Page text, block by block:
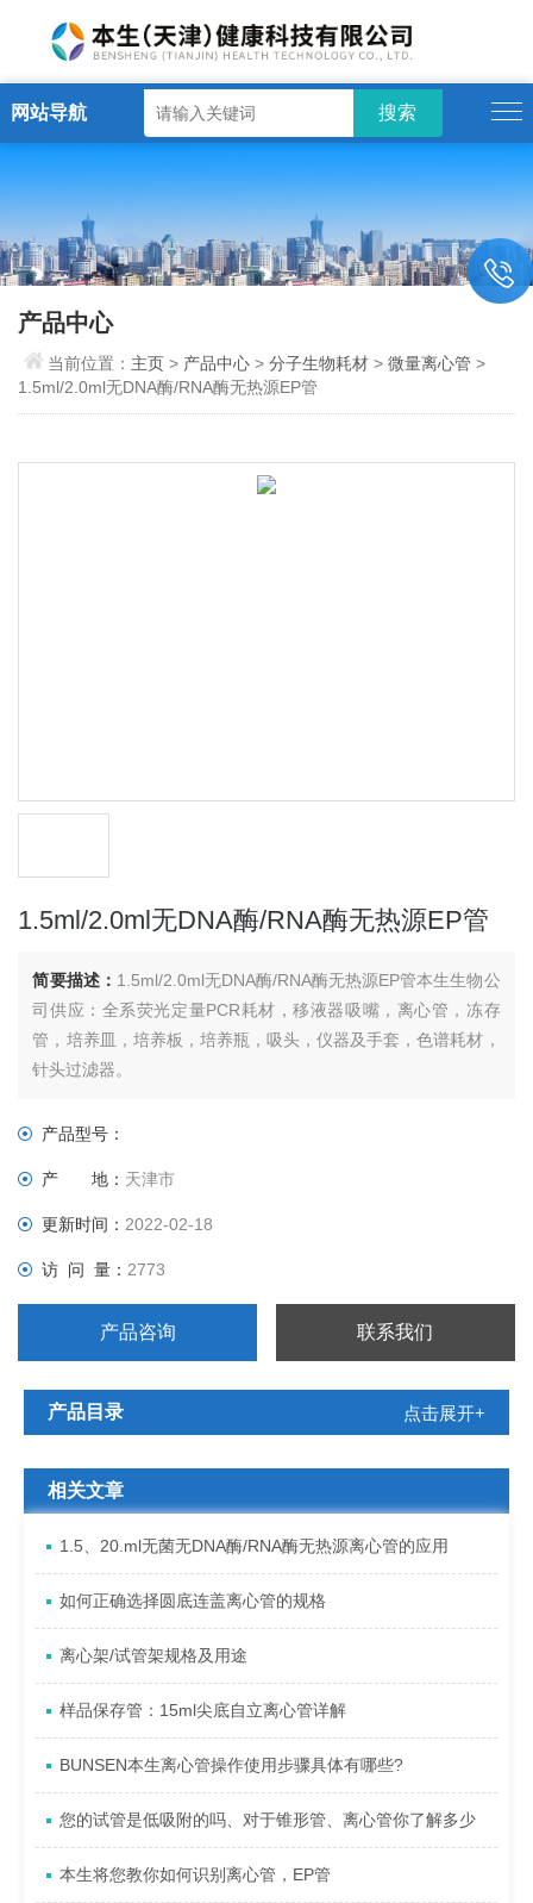
网站导航
产品中心
当前位置： 主页> 产品中心 >分子生物耗材 >微量离心管 >
1.5ml/2.0ml无DNA酶/RNA酶无热源EP管
1.5ml/2.0ml无DNA酶/RNA酶无热源EP管
简要描述： 1.5ml/2.0ml无DNA酶/RNA酶无热源EP管本生生物公
司供应：全系荧光定量PCR耗材，移液器吸嘴，离心管，冻存
管，培养皿，培养板，培养瓶，吸头，仪器及手套，色谱耗材，
针头过滤器。
产品型号：
产 地： 天津市
更新时间：2022-02-18
访 问 量：2773
产品咨询 联系我们
产品目录 点击展开+
相关文章
1.5、20.ml无菌无DNA酶/RNA酶无热源离心管的应用
如何正确选择圆底连盖离心管的规格
离心架/试管架规格及用途
样品保存管：15ml尖底自立离心管详解
BUNSEN本生离心管操作使用步骤具体有哪些?
您的试管是低吸附的吗、对于锥形管、离心管你了解多少
本生将您教你如何识别离心管，EP管